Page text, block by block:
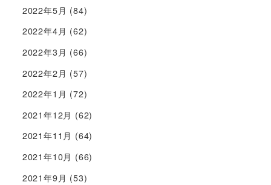
2022年5月 (84)
2022年4月 (62)
2022年3月 (66)
2022年2月 (57)
2022年1月 (72)
2021年12月 (62)
2021年11月 (64)
2021年10月 (66)
2021年9月 (53)